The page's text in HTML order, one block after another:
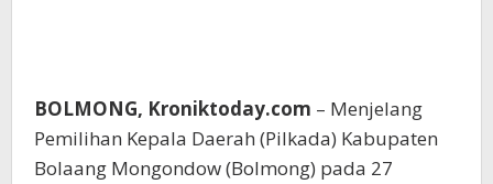
BOLMONG, Kroniktoday.com – Menjelang
Pemilihan Kepala Daerah (Pilkada) Kabupaten
Bolaang Mongondow (Bolmong) pada 27